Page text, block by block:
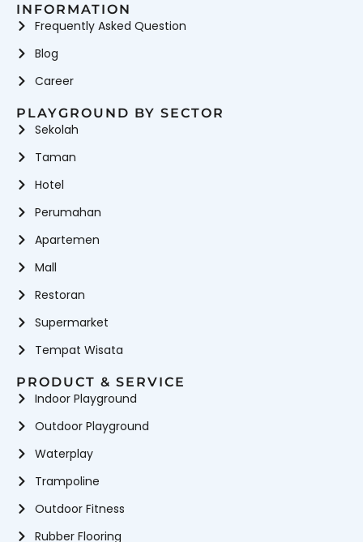
INFORMATION
Frequently Asked Question
Blog
Career
PLAYGROUND BY SECTOR
Sekolah
Taman
Hotel
Perumahan
Apartemen
Mall
Restoran
Supermarket
Tempat Wisata
PRODUCT & SERVICE
Indoor Playground
Outdoor Playground
Waterplay
Trampoline
Outdoor Fitness
Rubber Flooring